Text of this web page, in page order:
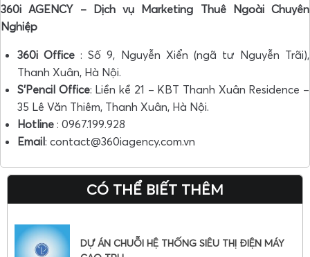
360i AGENCY – Dịch vụ Marketing Thuê Ngoài Chuyên
Nghiệp
360i Office : Số 9, Nguyễn Xiển (ngã tư Nguyễn Trãi),
Thanh Xuân, Hà Nội.
S’Pencil Office: Liền kề 21 – KBT Thanh Xuân Residence –
35 Lê Văn Thiêm, Thanh Xuân, Hà Nội.
Hotline : 0967.199.928
Email: contact@360iagency.com.vn
CÓ THỂ BIẾT THÊM
DỰ ÁN CHUỖI HỆ THỐNG SIÊU THỊ ĐIỆN MÁY